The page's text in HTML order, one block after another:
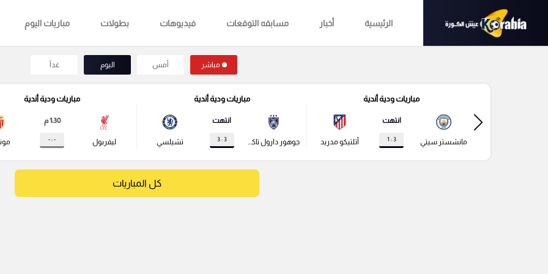
الرئيسية أخبار مسابقه التوقعات فيديوهات بطولات مباريات اليوم
مباشر أمس اليوم غداً
مباريات ودية أندية
مانشستر سيتي
انتهت
3 : 1 أتلتيكو مدريد
مباريات ودية أندية
جوهور دارول تاكزيم
انتهت
3 : 3 تشيلسي
مباريات ودية أندية
ليفربول
1:30 م
- : -
كل المباريات